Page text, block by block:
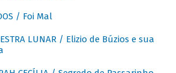
/ Foi Mal
LUNAR / Elizio de Búzios e sua